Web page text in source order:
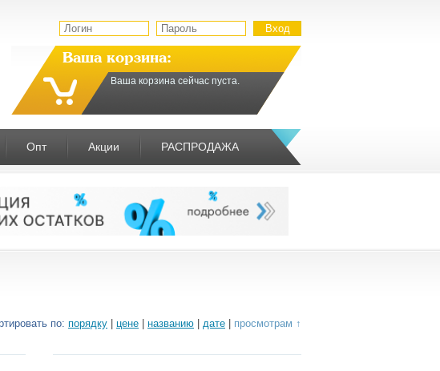
Ваша корзина:
Ваша корзина сейчас пуста.
Опт Акции РАСПРОДАЖА
по: порядку цене названию дате
просмотрам ↑